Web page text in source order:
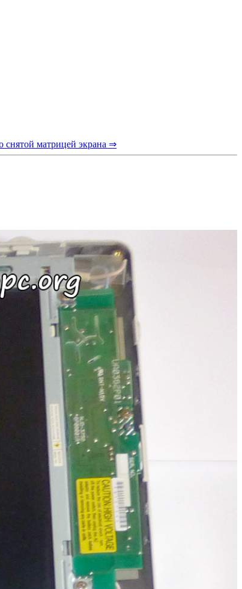
снятой матрицей экрана ⇒